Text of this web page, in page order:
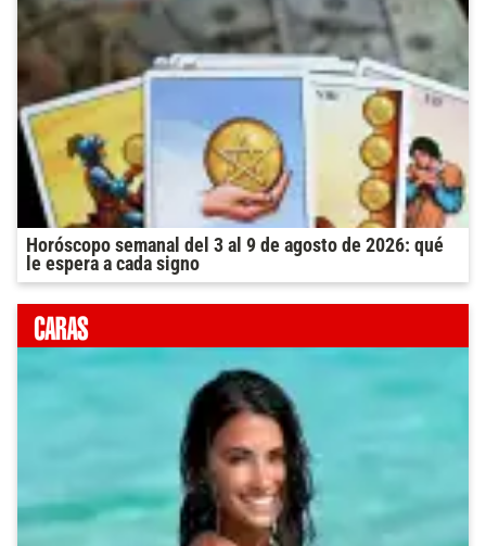
Horóscopo semanal del 3 al 9 de agosto de 2026: qué
le espera a cada signo